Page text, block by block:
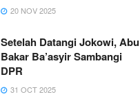
20 NOV 2025
Setelah Datangi Jokowi, Abu
Bakar Ba’asyir Sambangi
DPR
31 OCT 2025